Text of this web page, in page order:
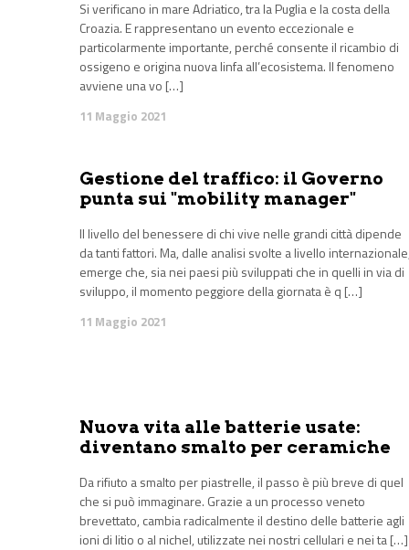
Si verificano in mare Adriatico, tra la Puglia e la costa della
Croazia. E rappresentano un evento eccezionale e
particolarmente importante, perché consente il ricambio di
ossigeno e origina nuova linfa all’ecosistema. Il fenomeno
avviene una vo […]
11 Maggio 2021
Gestione del traffico: il Governo
punta sui "mobility manager"
Il livello del benessere di chi vive nelle grandi città dipende
da tanti fattori. Ma, dalle analisi svolte a livello
emerge che, sia nei paesi più sviluppati che in quelli in via di
sviluppo, il momento peggiore della giornata è q […]
11 Maggio 2021
Nuova vita alle batterie usate:
diventano smalto per ceramiche
Da rifiuto a smalto per piastrelle, il passo è più breve di quel
che si può immaginare. Grazie a un processo veneto
brevettato, cambia radicalmente il destino delle batterie agli
ioni di litio o al nichel, utilizzate nei nostri cellulari e nei ta […]